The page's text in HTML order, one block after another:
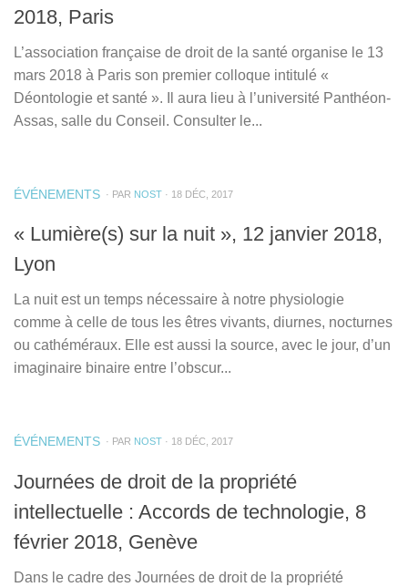
2018, Paris
L’association française de droit de la santé organise le 13
mars 2018 à Paris son premier colloque intitulé «
Déontologie et santé ». Il aura lieu à l’université Panthéon-
Assas, salle du Conseil. Consulter le...
ÉVÉNEMENTS · PAR NOST · 18 DÉC, 2017
« Lumière(s) sur la nuit », 12 janvier 2018,
Lyon
La nuit est un temps nécessaire à notre physiologie
comme à celle de tous les êtres vivants, diurnes, nocturnes
ou cathéméraux. Elle est aussi la source, avec le jour, d’un
imaginaire binaire entre l’obscur...
ÉVÉNEMENTS · PAR NOST · 18 DÉC, 2017
Journées de droit de la propriété
intellectuelle : Accords de technologie, 8
février 2018, Genève
Dans le cadre des Journées de droit de la propriété